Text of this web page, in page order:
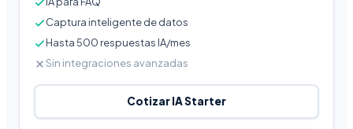
Captura inteligente de datos
Hasta 500 respuestas IA/mes
Sin integraciones avanzadas
Cotizar IA Starter